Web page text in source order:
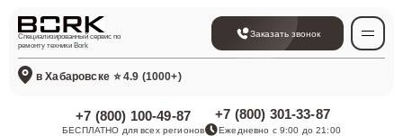
Специализированный сервис по
ремонту техники Bork
Заказать звонок
в Хабаровске ⭐ 4.9 (1000+)
+7 (800) 100-49-87
БЕСПЛАТНО для всех регионов
+7 (800) 301-33-87
Ежедневно с 9:00 до 21:00